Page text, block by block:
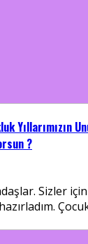
Yıllarımızın
?
Sizler